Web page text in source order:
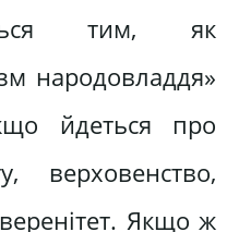
тим, як
народовладдя»
йдеться про
верховенство,
Якщо ж